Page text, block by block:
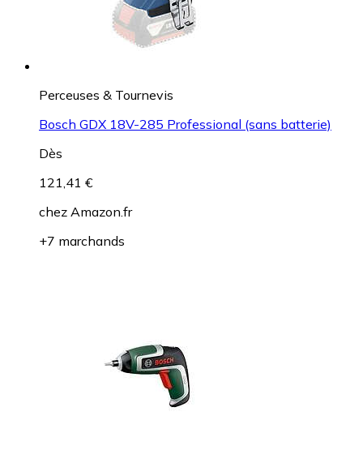
Perceuses & Tournevis
Bosch GDX 18V-285 Professional (sans batterie)
Dès
121,41 €
chez Amazon.fr
+7 marchands